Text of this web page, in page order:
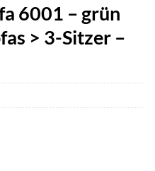
6001 – grün
> 3-Sitzer –